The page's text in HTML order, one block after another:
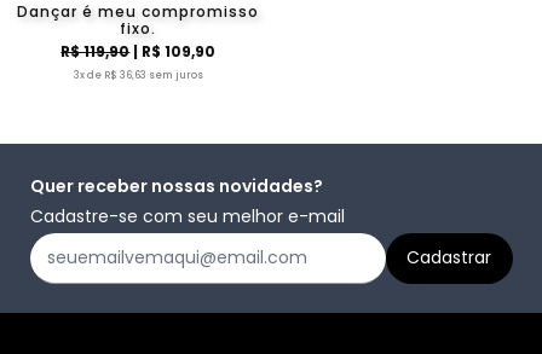
Dançar é meu compromisso
fixo.
R$ 119,90| R$ 109,90
3x de R$ 36,63 sem juros
Quer receber nossas novidades?
Cadastre-se com seu melhor e-mail